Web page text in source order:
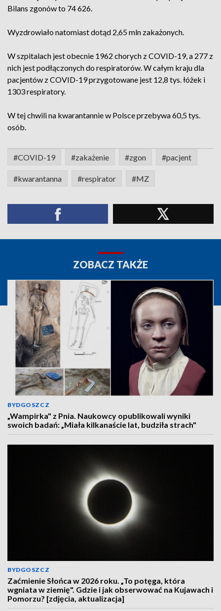
Bilans zgonów to 74 626.
Wyzdrowiało natomiast dotąd 2,65 mln zakażonych.
W szpitalach jest obecnie 1962 chorych z COVID-19, a 277 z
nich jest podłączonych do respiratorów. W całym kraju dla
pacjentów z COVID-19 przygotowane jest 12,8 tys. łóżek i
1303 respiratory.
W tej chwili na kwarantannie w Polsce przebywa 60,5 tys.
osób.
#COVID-19 #zakażenie #zgon #pacjent
#kwarantanna #respirator #MZ
ZOBACZ TAKŻE
BYDGOSZCZ
„Wampirka" z Pnia. Naukowcy opublikowali wyniki
swoich badań: „Miała kilkanaście lat, budziła strach"
BYDGOSZCZ
Zaćmienie Słońca w 2026 roku. „To potęga, która
wgniata w ziemię". Gdzie i jak obserwować na Kujawach i
Pomorzu? [zdjęcia, aktualizacja]